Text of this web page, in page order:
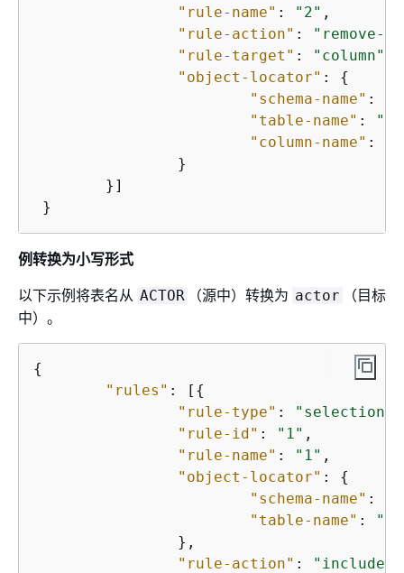
"rule-name" : "2" ,
"rule-action" :
"remove-
"rule-target" : "column"
"object-locator" : {
"schema-name" :
"table-name" :
"column-name" :
}
例转换为小写形式
以下示例将表名从 ACTOR （源中）转换为 actor
（目标
中）。
{
"rules" : [ {
"rule-type" : "selection"
"rule-id" : "1" ,
"rule-name" : "1" ,
"object-locator" : {
"schema-name" :
"table-name" :
"%"
"rule-action" :
"include"